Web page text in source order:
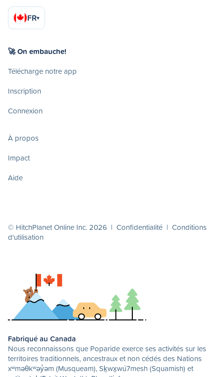
FR▾
🚀 On embauche!
Télécharge notre app
Inscription
Connexion
À propos
Impact
Aide
© HitchPlanet Online Inc. 2026 | Confidentialité | Conditions
d'utilisation
Fabriqué au Canada
Nous reconnaissons que Poparide exerce ses activités sur les
territoires traditionnels, ancestraux et non cédés des Nations
xʷməθkʷəy̓əm (Musqueam), Sḵwx̱wú7mesh (Squamish) et